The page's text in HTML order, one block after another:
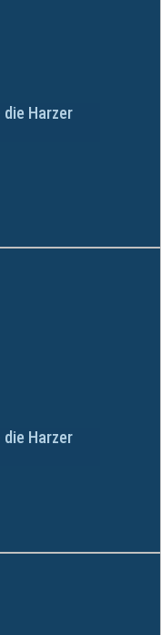
Harzer
Harzer